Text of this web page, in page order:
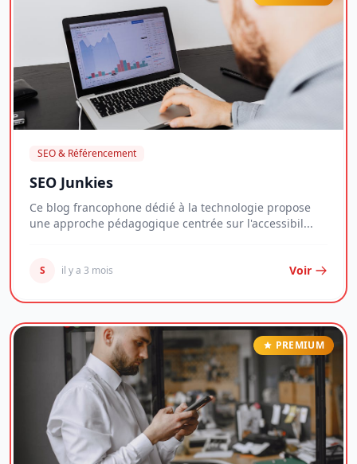
SEO & Référencement
SEO Junkies
Ce blog francophone dédié à la technologie propose
une approche pédagogique centrée sur l'accessibil...
S il y a 3 mois Voir
PREMIUM